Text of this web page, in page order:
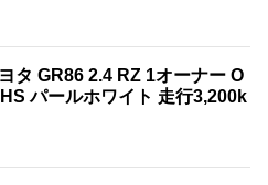
タ GR86 2.4 RZ 1オーナー O
パールホワイト 走行3,200k